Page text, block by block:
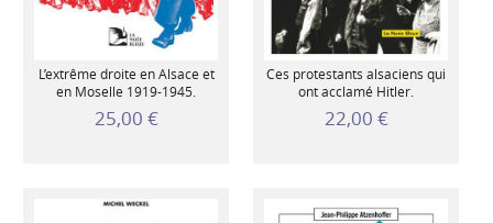
L’extrême droite en Alsace et
en Moselle 1919-1945.
25,00 €
Ces protestants alsaciens qui
ont acclamé Hitler.
22,00 €